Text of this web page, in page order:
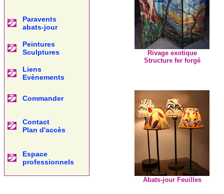
Paravents
abats-jour
Peintures
Sculptures
Liens
Evènements
Commander
Contact
Plan d'accès
Espace
professionnels
Rivage exotique
Structure fer forgé
Abats-jour Feuilles